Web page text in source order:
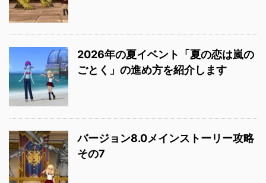
2026年の夏イベント「夏の恋は嵐の
ごとく」の進め方を紹介します
バージョン8.0メインストーリー攻略
その7